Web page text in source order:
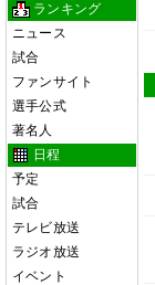
ランキング
ニュース
試合
ファンサイト
選手公式
著名人
日程
予定
試合
テレビ放送
ラジオ放送
イベント